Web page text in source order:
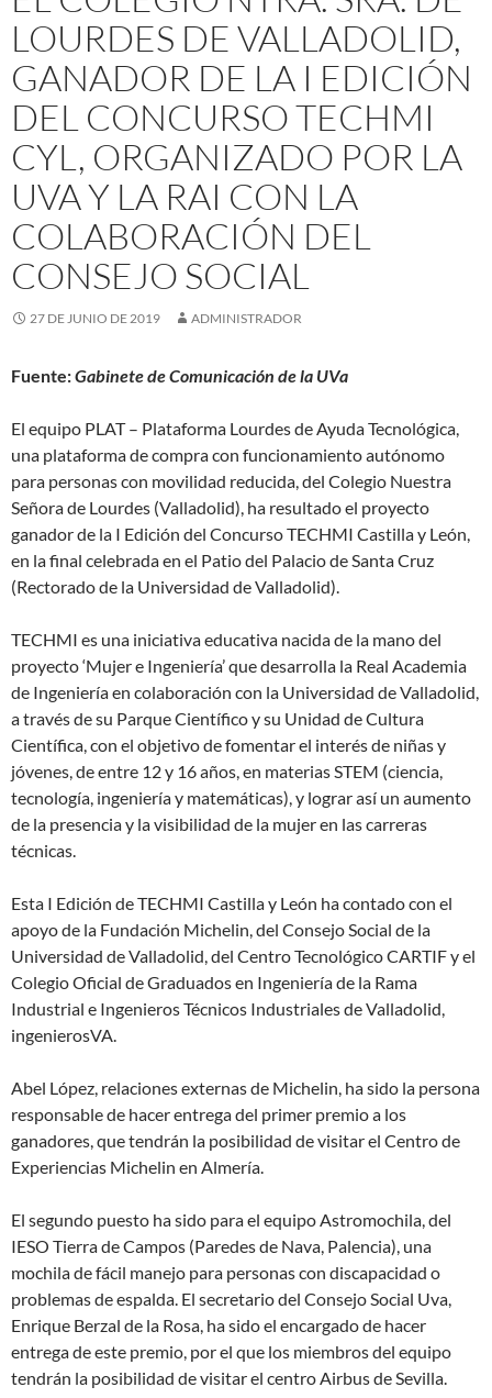
LOURDES DE VALLADOLID,
GANADOR DE LA I EDICIÓN
DEL CONCURSO TECHMI
CYL, ORGANIZADO POR LA
UVA Y LA RAI CON LA
COLABORACIÓN DEL
CONSEJO SOCIAL
27 DE JUNIO DE 2019 ADMINISTRADOR
Fuente:Gabinete de Comunicación de la UVa
El equipo PLAT – Plataforma Lourdes de Ayuda Tecnológica,
una plataforma de compra con funcionamiento autónomo
para personas con movilidad reducida, del Colegio Nuestra
Señora de Lourdes (Valladolid), ha resultado el proyecto
ganador de la I Edición del Concurso TECHMI Castilla y León,
en la final celebrada en el Patio del Palacio de Santa Cruz
(Rectorado de la Universidad de Valladolid).
TECHMI es una iniciativa educativa nacida de la mano del
proyecto ‘Mujer e Ingeniería’ que desarrolla la Real Academia
de Ingeniería en colaboración con la Universidad de Valladolid,
a través de su Parque Científico y su Unidad de Cultura
Científica, con el objetivo de fomentar el interés de niñas y
jóvenes, de entre 12 y 16 años, en materias STEM (ciencia,
tecnología, ingeniería y matemáticas), y lograr así un aumento
de la presencia y la visibilidad de la mujer en las carreras
técnicas.
Esta I Edición de TECHMI Castilla y León ha contado con el
apoyo de la Fundación Michelin, del Consejo Social de la
Universidad de Valladolid, del Centro Tecnológico CARTIF y el
Colegio Oficial de Graduados en Ingeniería de la Rama
Industrial e Ingenieros Técnicos Industriales de Valladolid,
ingenierosVA.
Abel López, relaciones externas de Michelin, ha sido la persona
responsable de hacer entrega del primer premio a los
ganadores, que tendrán la posibilidad de visitar el Centro de
Experiencias Michelin en Almería.
El segundo puesto ha sido para el equipo Astromochila, del
IESO Tierra de Campos (Paredes de Nava, Palencia), una
mochila de fácil manejo para personas con discapacidad o
problemas de espalda. El secretario del Consejo Social Uva,
Enrique Berzal de la Rosa, ha sido el encargado de hacer
entrega de este premio, por el que los miembros del equipo
tendrán la posibilidad de visitar el centro Airbus de Sevilla.